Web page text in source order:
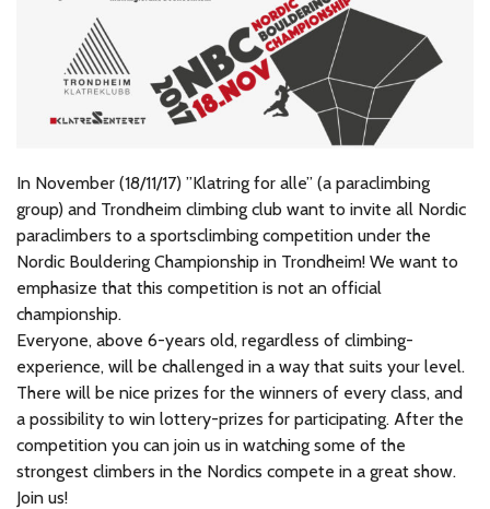
In November (18/11/17) ”Klatring for alle” (a paraclimbing
group) and Trondheim climbing club want to invite all Nordic
paraclimbers to a sportsclimbing competition under the
Nordic Bouldering Championship in Trondheim! We want to
emphasize that this competition is not an official
championship.
Everyone, above 6-years old, regardless of climbing-
experience, will be challenged in a way that suits your level.
There will be nice prizes for the winners of every class, and
a possibility to win lottery-prizes for participating. After the
competition you can join us in watching some of the
strongest climbers in the Nordics compete in a great show.
Join us!